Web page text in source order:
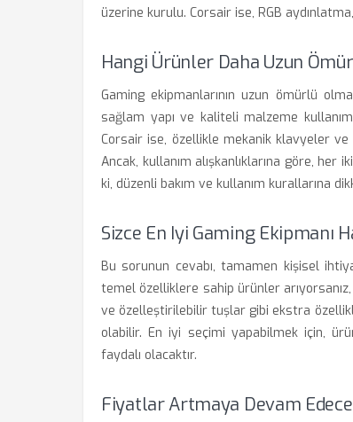
üzerine kurulu. Corsair ise, RGB
Hangi Ürünler Daha Uzun
Gaming ekipmanlarının uzun ömürlü
sağlam yapı ve kaliteli malzeme
Corsair ise, özellikle mekanik klavyeler
Ancak, kullanım alışkanlıklarına göre, her
ki, düzenli bakım ve kullanım kurallarına
Sizce En Iyi Gaming Ekipmanı
Bu sorunun cevabı, tamamen kişisel
temel özelliklere sahip ürünler
ve özelleştirilebilir tuşlar gibi ekstra
olabilir. En iyi seçimi yapabilmek için,
faydalı olacaktır.
Fiyatlar Artmaya Devam